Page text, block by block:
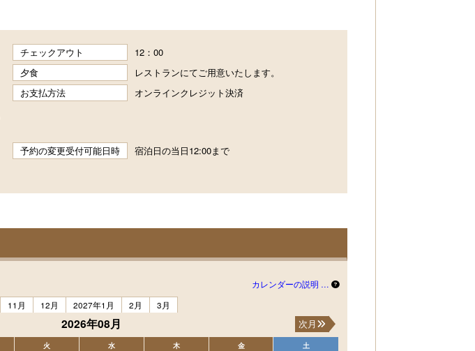
チェックアウト
12：00
夕食
レストランにてご用意いたします。
お支払方法 オンラインクレジット決済
予約の変更受付可能日時
宿泊日の当日12:00まで
カレンダーの説明 …
11月 12月 2027年1月 2月 3月
2026年08月 次月
火 水 木 金 土